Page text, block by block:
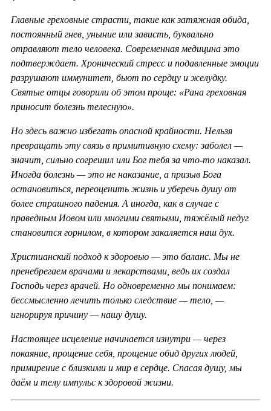
Главные греховные страсти, такие как затяжная обида,
постоянный гнев, уныние или зависть, буквально
отравляют тело человека. Современная медицина это
подтверждает. Хронический стресс и подавленные эмоции
разрушают иммунитет, бьют по сердцу и желудку.
Святые отцы говорили об этом проще: «Рана греховная
приносит болезнь телесную».
Но здесь важно избегать опасной крайности. Нельзя
превращать эту связь в примитивную схему: заболел —
значит, сильно согрешил или Бог тебя за что-то наказал.
Иногда болезнь — это не наказание, а призыв Бога
остановиться, переоценить жизнь и уберечь душу от
более страшного падения. А иногда, как в случае с
праведным Иовом или многими святыми, тяжёлый недуг
становится горнилом, в котором закаляется наш дух.
Христианский подход к здоровью — это баланс. Мы не
пренебрегаем врачами и лекарствами, ведь их создал
Господь через врачей. Но одновременно мы понимаем:
бессмысленно лечить только следствие — тело, —
игнорируя причину — нашу душу.
Настоящее исцеление начинается изнутри — через
покаяние, прощение себя, прощение обид других людей,
примирение с близкими и мир в сердце. Спасая душу, мы
даём и телу импульс к здоровой жизни.